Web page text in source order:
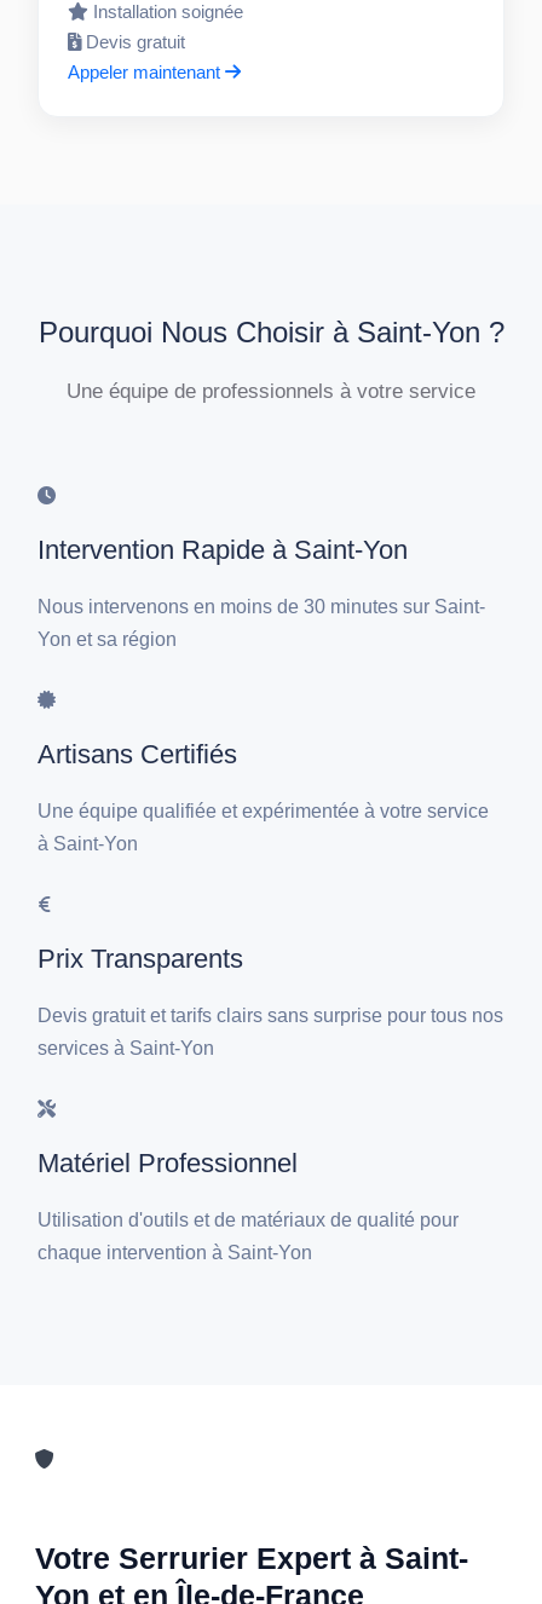
Installation soignée
Devis gratuit
Appeler maintenant
Pourquoi Nous Choisir à Saint-Yon ?
Une équipe de professionnels à votre service
Intervention Rapide à Saint-Yon
Nous intervenons en moins de 30 minutes sur Saint-
Yon et sa région
Artisans Certifiés
Une équipe qualifiée et expérimentée à votre service
à Saint-Yon
Prix Transparents
Devis gratuit et tarifs clairs sans surprise pour tous nos
services à Saint-Yon
Matériel Professionnel
Utilisation d'outils et de matériaux de qualité pour
chaque intervention à Saint-Yon
Votre Serrurier Expert à Saint-
Yon et en Île-de-France